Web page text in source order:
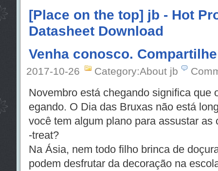
[Place on the top] jb - Hot
Datasheet Download
Venha conosco.
2017-10-26 Category:About jb
Novembro está chegando significa que
egando. O Dia das Bruxas não está
você tem algum plano para assustar as
-treat?
Na Ásia, nem todo filho brinca de
podem desfrutar da decoração na